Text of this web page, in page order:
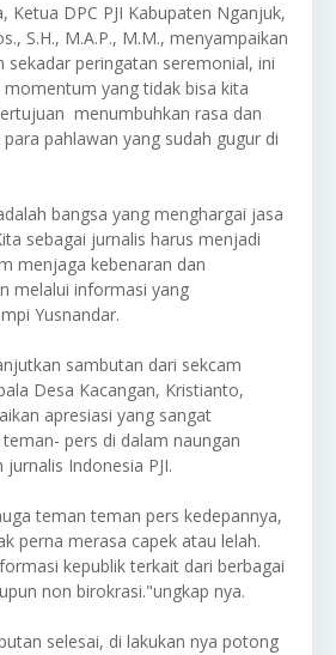
Ketua DPC PJI Kabupaten Nganjuk,
S.H., M.A.P., M.M., menyampaikan
sekadar peringatan seremonial, ini
yang tidak bisa kita
menumbuhkan rasa dan
pahlawan yang sudah gugur di
bangsa yang menghargai jasa
sebagai jurnalis harus menjadi
menjaga kebenaran dan
melalui informasi yang
Yusnandar.
sambutan dari sekcam
Desa Kacangan, Kristianto,
apresiasi yang sangat
pers di dalam naungan
Indonesia PJI.
teman teman pers kedepannya,
perna merasa capek atau lelah.
kepublik terkait dari berbagai
non birokrasi."ungkap nya.
selesai, di lakukan nya potong